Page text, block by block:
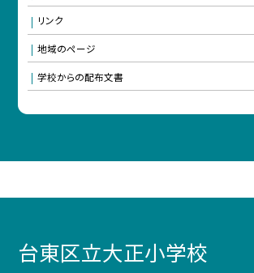
リンク
地域のページ
学校からの配布文書
台東区立大正小学校